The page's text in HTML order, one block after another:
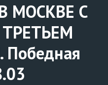
МОСКВЕ С